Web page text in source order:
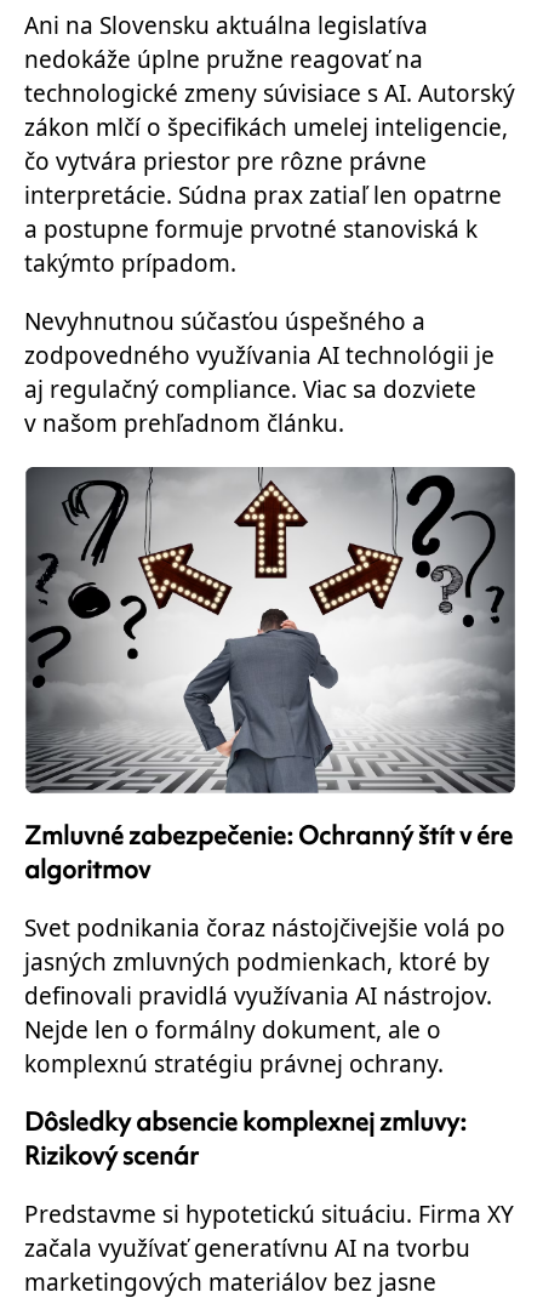
Ani na Slovensku aktuálna legislatíva
nedokáže úplne pružne reagovať na
technologické zmeny súvisiace s AI. Autorský
zákon mlčí o špecifikách umelej inteligencie,
čo vytvára priestor pre rôzne právne
interpretácie. Súdna prax zatiaľ len opatrne
a postupne formuje prvotné stanoviská k
takýmto prípadom.
Nevyhnutnou súčasťou úspešného a
zodpovedného využívania AI technológii je
aj regulačný compliance. Viac sa dozviete
v našom prehľadnom článku.
Zmluvné zabezpečenie: Ochranný štít v ére
algoritmov
Svet podnikania čoraz nástojčivejšie volá po
jasných zmluvných podmienkach, ktoré by
definovali pravidlá využívania AI nástrojov.
Nejde len o formálny dokument, ale o
komplexnú stratégiu právnej ochrany.
Dôsledky absencie komplexnej zmluvy:
Rizikový scenár
Predstavme si hypotetickú situáciu. Firma XY
začala využívať generatívnu AI na tvorbu
marketingových materiálov bez jasne